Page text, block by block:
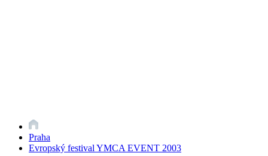
Praha
Evropský festival YMCA EVENT 2003